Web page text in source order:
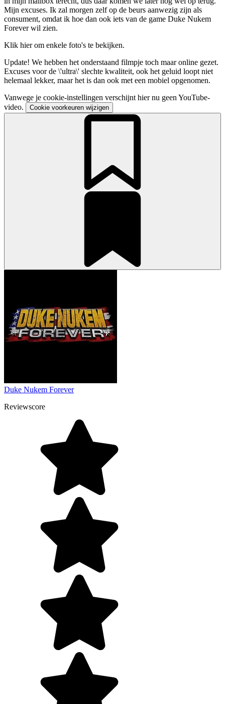
Mijn excuses. Ik zal morgen zelf op de beurs aanwezig zijn als
consument, omdat ik hoe dan ook iets van de game Duke Nukem
Forever wil zien.
Klik hier om enkele foto's te bekijken.
Update! We hebben het onderstaand filmpje toch maar online gezet.
Excuses voor de \'ultra\' slechte kwaliteit, ook het geluid loopt niet
helemaal lekker, maar het is dan ook met een mobiel opgenomen.
Vanwege je cookie-instellingen verschijnt hier nu geen YouTube-
video.
Cookie voorkeuren wijzigen
Duke Nukem Forever
Reviewscore